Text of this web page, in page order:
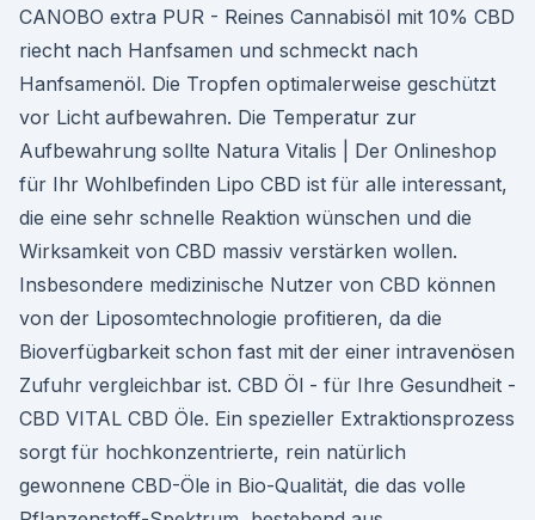
CANOBO extra PUR - Reines Cannabisöl mit 10% CBD
riecht nach Hanfsamen und schmeckt nach
Hanfsamenöl. Die Tropfen optimalerweise geschützt
vor Licht aufbewahren. Die Temperatur zur
Aufbewahrung sollte Natura Vitalis | Der Onlineshop
für Ihr Wohlbefinden Lipo CBD ist für alle interessant,
die eine sehr schnelle Reaktion wünschen und die
Wirksamkeit von CBD massiv verstärken wollen.
Insbesondere medizinische Nutzer von CBD können
von der Liposomtechnologie profitieren, da die
Bioverfügbarkeit schon fast mit der einer intravenösen
Zufuhr vergleichbar ist. CBD Öl - für Ihre Gesundheit -
CBD VITAL CBD Öle. Ein spezieller Extraktionsprozess
sorgt für hochkonzentrierte, rein natürlich
gewonnene CBD-Öle in Bio-Qualität, die das volle